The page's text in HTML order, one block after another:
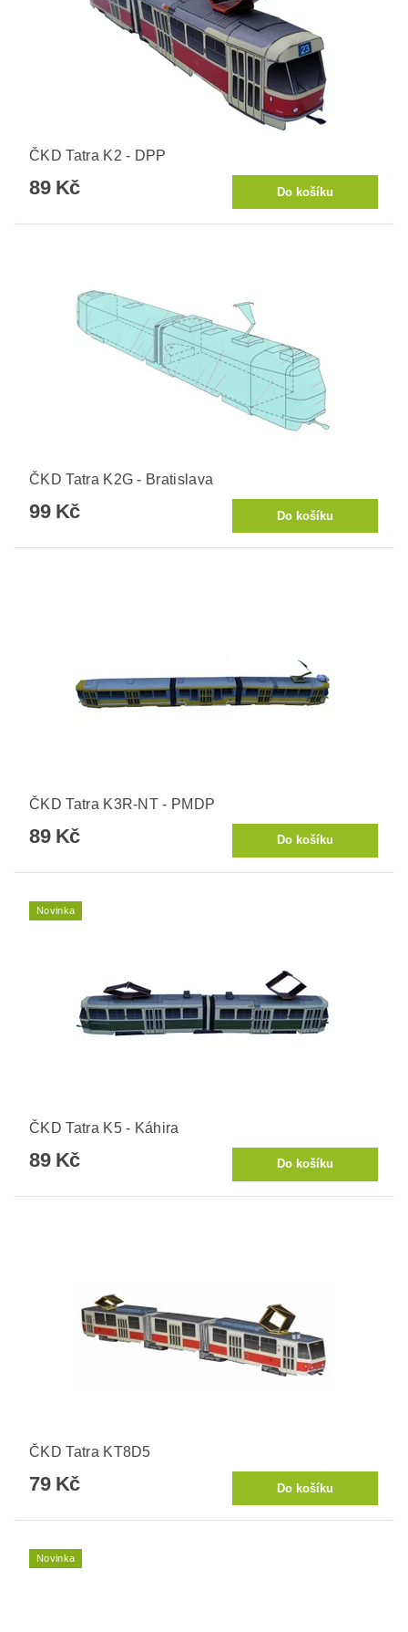
ČKD Tatra K2 - DPP
89 Kč
ČKD Tatra K2G - Bratislava
99 Kč
ČKD Tatra K3R-NT - PMDP
89 Kč
Novinka
ČKD Tatra K5 - Káhira
89 Kč
ČKD Tatra KT8D5
79 Kč
Novinka